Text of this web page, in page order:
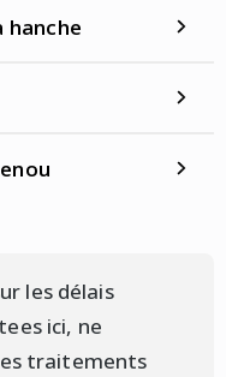
hanche
les délais
ici, ne
traitements